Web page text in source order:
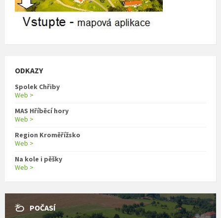
ODKAZY
Spolek Chřiby
Web >
MAS Hříběcí hory
Web >
Region Kroměřížsko
Web >
Na kole i pěšky
Web >
POČASÍ